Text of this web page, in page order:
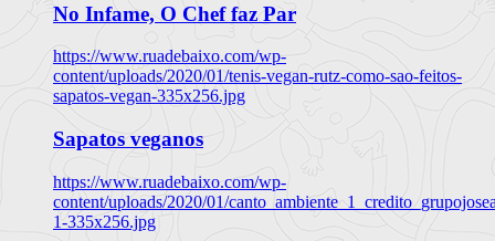
No Infame, O Chef faz Par
https://www.ruadebaixo.com/wp-
content/uploads/2020/01/tenis-vegan-rutz-como-sao-feitos-
sapatos-vegan-335x256.jpg
Sapatos veganos
https://www.ruadebaixo.com/wp-
content/uploads/2020/01/
1-335x256.jpg